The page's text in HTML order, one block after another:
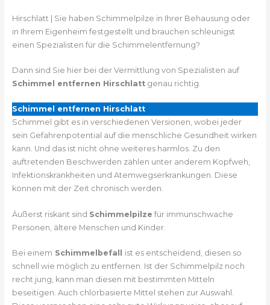
Hirschlatt | Sie haben Schimmelpilze in Ihrer Behausung oder
in Ihrem Eigenheim festgestellt und brauchen schleunigst
einen Spezialisten für die Schimmelentfernung?
Dann sind Sie hier bei der Vermittlung von Spezialisten auf
Schimmel entfernen Hirschlattgenau richtig.
Schimmel entfernen Hirschlatt
Schimmel gibt es in verschiedenen Versionen, wobei jeder
sein Gefahrenpotential auf die menschliche Gesundheit wirken
kann. Und das ist nicht ohne weiteres harmlos. Zu den
auftretenden Beschwerden zählen unter anderem Kopfweh,
Infektionskrankheiten und Atemwegserkrankungen. Diese
können mit der Zeit chronisch werden.
Äußerst riskant sind Schimmelpilze für immunschwache
Personen, ältere Menschen und Kinder.
Bei einem Schimmelbefall ist es entscheidend, diesen so
schnell wie möglich zu entfernen. Ist der Schimmelpilz noch
recht jung, kann man diesen mit bestimmten Mitteln
beseitigen. Auch chlorbasierte Mittel stehen zur Auswahl.